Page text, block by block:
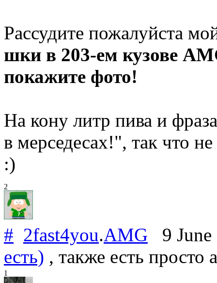
Рассудите пожалуйста
шки в 203-ем кузове
покажите фото!
На кону литр пива и
в мерседесах!", так что
:)
2
# 2fast4you.AMG 9
есть) , также есть просто
1